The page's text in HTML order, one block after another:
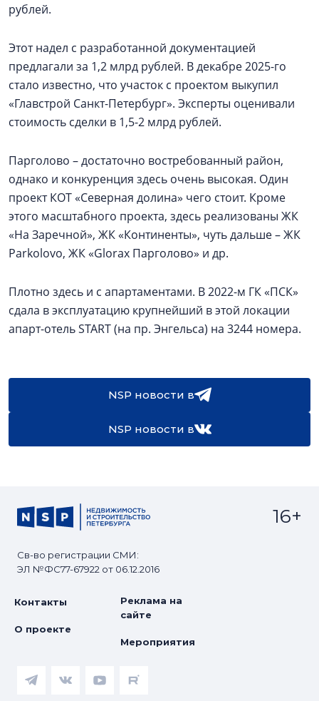
рублей.
Этот надел с разработанной документацией
предлагали за 1,2 млрд рублей. В декабре 2025-го
стало известно, что участок с проектом выкупил
«Главстрой Санкт-Петербург». Эксперты оценивали
стоимость сделки в 1,5-2 млрд рублей.
Парголово – достаточно востребованный район,
однако и конкуренция здесь очень высокая. Один
проект КОТ «Северная долина» чего стоит. Кроме
этого масштабного проекта, здесь реализованы ЖК
«На Заречной», ЖК «Континенты», чуть дальше – ЖК
Parkolovо, ЖК «Glorax Парголово» и др.
Плотно здесь и с апартаментами. В 2022-м ГК «ПСК»
сдала в эксплуатацию крупнейший в этой локации
апарт-отель START (на пр. Энгельса) на 3244 номера.
NSP новости в
NSP новости в
Св-во регистрации СМИ:
ЭЛ №ФС77-67922 от 06.12.2016
16+
Контакты
О проекте
Реклама на
сайте
Мероприятия